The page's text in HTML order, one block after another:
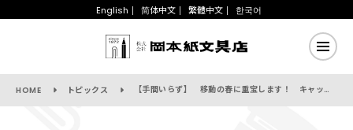
English 简体中文 繁體中文 한국어
HOME トピックス 【手間いらず】 移動の春に重宝します！ キャップレス一行印。 シャチハタ社